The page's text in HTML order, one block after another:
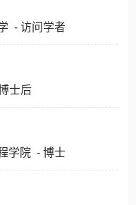
- 访问学者
士后
学院 - 博士